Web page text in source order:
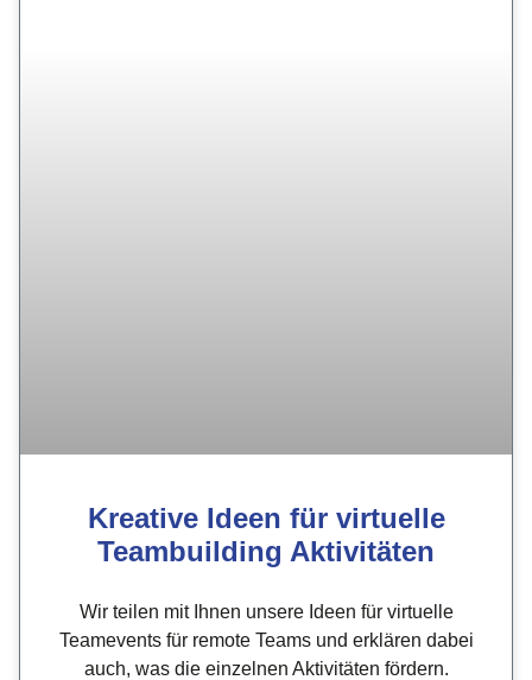
Kreative Ideen für virtuelle
Teambuilding Aktivitäten
Wir teilen mit Ihnen unsere Ideen für virtuelle
Teamevents für remote Teams und erklären dabei
auch, was die einzelnen Aktivitäten fördern.